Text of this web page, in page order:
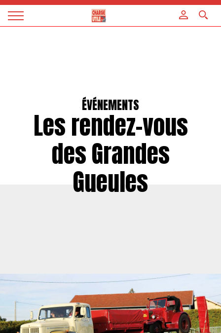
Magazine
ÉVÉNEMENTS
Les rendez-vous
des Grandes
Gueules
Panneau de gestion des cookies